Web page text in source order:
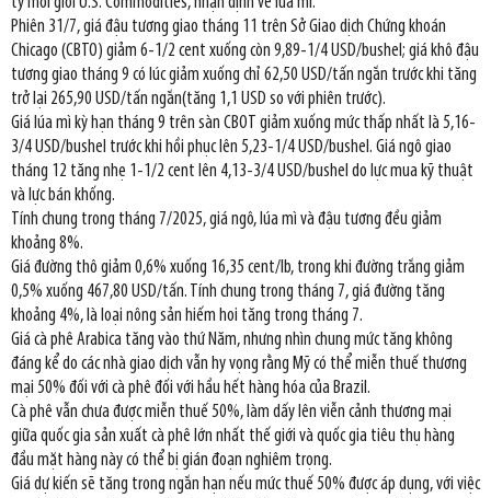
Phiên 31/7, giá đậu tương giao tháng 11 trên Sở Giao dịch Chứng khoán
Chicago (CBTO) giảm 6-1/2 cent xuống còn 9,89-1/4 USD/bushel; giá khô đậu
tương giao tháng 9 có lúc giảm xuống chỉ 62,50 USD/tấn ngắn trước khi tăng
trở lại 265,90 USD/tấn ngắn(tăng 1,1 USD so với phiên trước).
Giá lúa mì kỳ hạn tháng 9 trên sàn CBOT giảm xuống mức thấp nhất là 5,16-
3/4 USD/bushel trước khi hồi phục lên 5,23-1/4 USD/bushel. Giá ngô giao
tháng 12 tăng nhẹ 1-1/2 cent lên 4,13-3/4 USD/bushel do lực mua kỹ thuật
và lực bán khống.
Tính chung trong tháng 7/2025, giá ngô, lúa mì và đậu tương đều giảm
khoảng 8%.
Giá đường thô giảm 0,6% xuống 16,35 cent/lb, trong khi đường trắng giảm
0,5% xuống 467,80 USD/tấn. Tính chung trong tháng 7, giá đường tăng
khoảng 4%, là loại nông sản hiếm hoi tăng trong tháng 7.
Giá cà phê Arabica tăng vào thứ Năm, nhưng nhìn chung mức tăng không
đáng kể do các nhà giao dịch vẫn hy vọng rằng Mỹ có thể miễn thuế thương
mại 50% đối với cà phê đối với hầu hết hàng hóa của Brazil.
Cà phê vẫn chưa được miễn thuế 50%, làm dấy lên viễn cảnh thương mại
giữa quốc gia sản xuất cà phê lớn nhất thế giới và quốc gia tiêu thụ hàng
đầu mặt hàng này có thể bị gián đoạn nghiêm trọng.
Giá dự kiến sẽ tăng trong ngắn hạn nếu mức thuế 50% được áp dụng, với việc